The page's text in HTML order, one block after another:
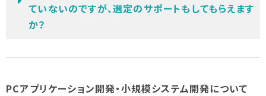
ていないのですが、選定のサポートもしてもらえます
か？
PCアプリケーション開発・小規模システム開発について